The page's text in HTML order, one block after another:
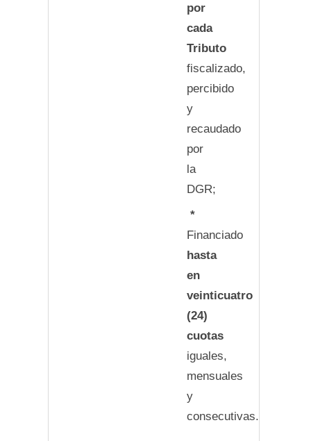
por
cada
Tributo
fiscalizado,
percibido
y
recaudado
por
la
DGR;
*
Financiado
hasta
en
veinticuatro
(24)
cuotas
iguales,
mensuales
y
consecutivas.